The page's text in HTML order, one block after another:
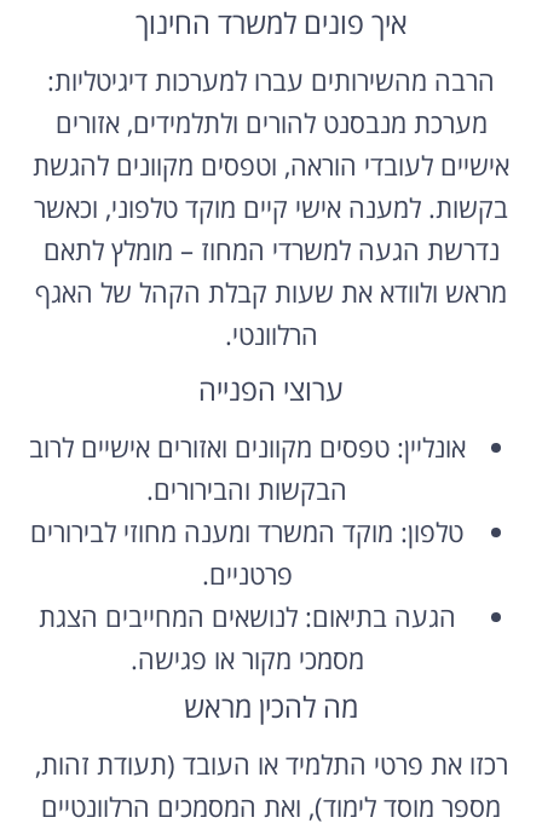
איך פונים למשרד החינוך
הרבה מהשירותים עברו למערכות דיגיטליות:
מערכת מנבסנט להורים ולתלמידים, אזורים
אישיים לעובדי הוראה, וטפסים מקוונים להגשת
בקשות. למענה אישי קיים מוקד טלפוני, וכאשר
נדרשת הגעה למשרדי המחוז – מומלץ לתאם
מראש ולוודא את שעות קבלת הקהל של האגף
הרלוונטי.
ערוצי הפנייה
אונליין: טפסים מקוונים ואזורים אישיים לרוב
הבקשות והבירורים.
טלפון: מוקד המשרד ומענה מחוזי לבירורים
פרטניים.
הגעה בתיאום: לנושאים המחייבים הצגת
מסמכי מקור או פגישה.
מה להכין מראש
רכזו את פרטי התלמיד או העובד (תעודת זהות,
מספר מוסד לימוד), ואת המסמכים הרלוונטיים